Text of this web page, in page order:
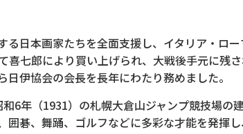
る日本画家たちを全面支援し、イタリア・ロ
喜七郎により買い上げられ、大戦後手元に残
伊協会の会長を長年にわたり務めました。
6年（1931）の札幌大倉山ジャンプ競技場の
囲碁、舞踊、ゴルフなどに多彩な才能を発揮